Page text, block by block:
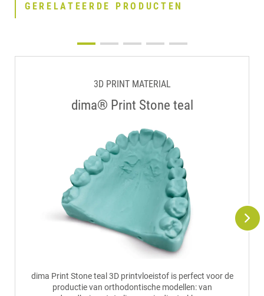
GERELATEERDE PRODUCTEN
3D PRINT MATERIAL
dima® Print Stone teal
dima Print Stone teal 3D printvloeistof is perfect voor de
productie van orthodontische modellen: van